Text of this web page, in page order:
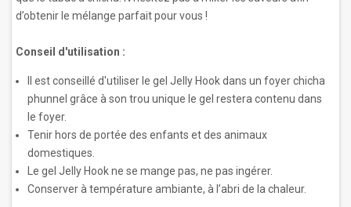
d’obtenir le mélange parfait pour vous !
Conseil d'utilisation :
Il est conseillé d'utiliser le gel Jelly Hook dans un foyer chicha
phunnel grâce à son trou unique le gel restera contenu dans
le foyer.
Tenir hors de portée des enfants et des animaux
domestiques.
Le gel Jelly Hook ne se mange pas, ne pas ingérer.
Conserver à température ambiante, à l’abri de la chaleur.